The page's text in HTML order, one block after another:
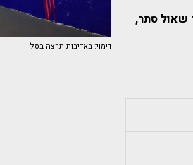
שאול סתר,
דימוי: באדיבות תרצה בסל